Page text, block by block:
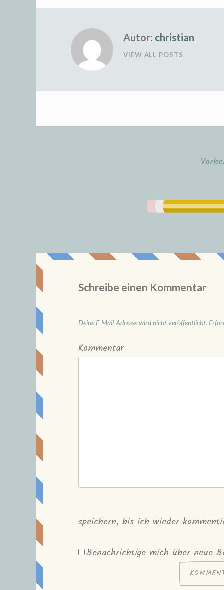
Autor: christian
VIEW ALL POSTS
Schreibe einen Kommentar
Deine E-Mail-Adresse wird nicht veröffentlicht.
Kommentar
speichern, bis ich wieder
Benachrichtige mich über neue